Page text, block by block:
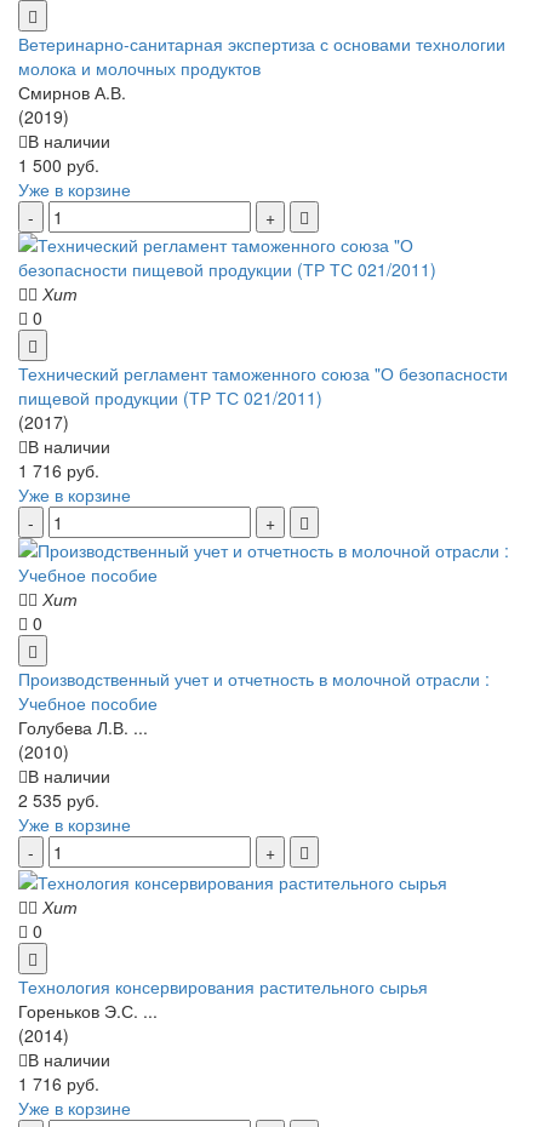
Ветеринарно-санитарная экспертиза с основами технологии
молока и молочных продуктов
Смирнов А.В.
(2019)
В наличии
1 500 руб.
Уже в корзине
Хит
0
Технический регламент таможенного союза "О безопасности
пищевой продукции (ТР ТС 021/2011)
(2017)
В наличии
1 716 руб.
Уже в корзине
Хит
0
Производственный учет и отчетность в молочной отрасли :
Учебное пособие
Голубева Л.В. ...
(2010)
В наличии
2 535 руб.
Уже в корзине
Хит
0
Технология консервирования растительного сырья
Гореньков Э.С. ...
(2014)
В наличии
1 716 руб.
Уже в корзине